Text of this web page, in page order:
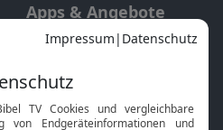
Apps & Angebote
Mobile App
Smart TV